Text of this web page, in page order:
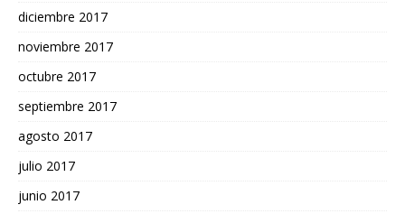
diciembre 2017
noviembre 2017
octubre 2017
septiembre 2017
agosto 2017
julio 2017
junio 2017